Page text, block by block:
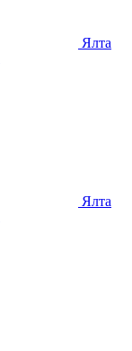
Ялта
Ялта